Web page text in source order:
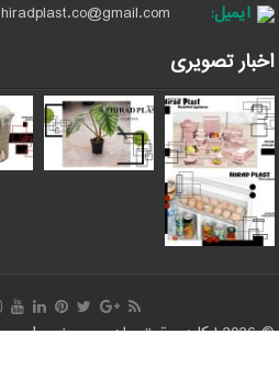
ایمیل:
hiradplast.co@gmail.com
اخبار تصویری
© 2026 | کلیه حقوق مادی و معنوی این وب سایت متعلق است به سایت